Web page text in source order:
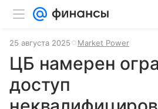
25 августа 2025 Market Power
ЦБ намерен
доступ